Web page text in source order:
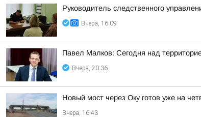
Руководитель следственного
Вчера, 16:09
Павел Малков: Сегодня над
Вчера, 20:36
Новый мост через Оку готов уже на
Вчера, 16:43